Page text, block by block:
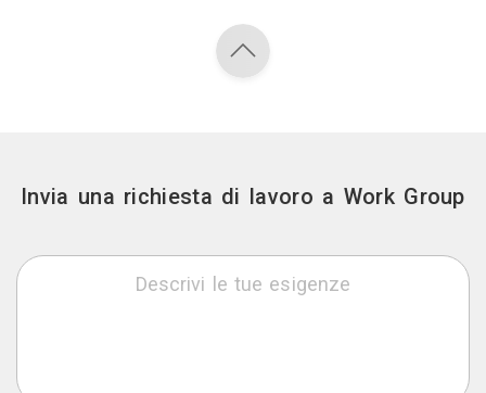
Invia una richiesta di lavoro a Work Group